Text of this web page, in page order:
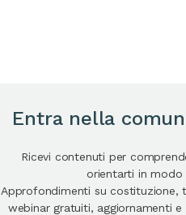
Entra nella
Ricevi contenuti per
orientarti in modo
Approfondimenti su costituzione,
webinar gratuiti, aggiornamenti